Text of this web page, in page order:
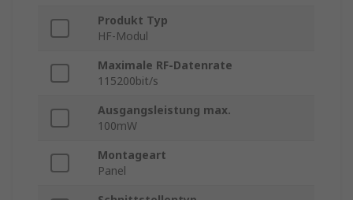
Produkt Typ
HF-Modul
Maximale RF-Datenrate
115200bit/s
Ausgangsleistung max.
100mW
Montageart
Panel